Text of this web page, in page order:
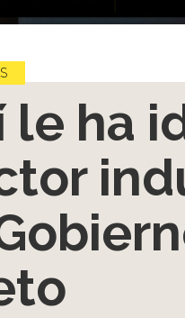
le ha